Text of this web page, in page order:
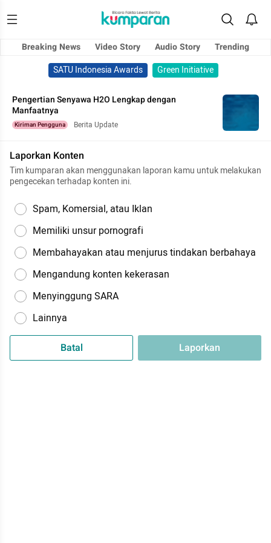
Breaking News Video Story Audio Story
Trending
SATU Indonesia Awards
Green Initiative
Pengertian Senyawa H2O Lengkap dengan
Manfaatnya
Kiriman Pengguna Berita Update
Laporkan Konten
Tim kumparan akan menggunakan laporan kamu untuk melakukan
pengecekan terhadap konten ini.
Spam, Komersial, atau Iklan
Memiliki unsur pornografi
Membahayakan atau menjurus tindakan berbahaya
Mengandung konten kekerasan
Menyinggung SARA
Lainnya
Batal Laporkan